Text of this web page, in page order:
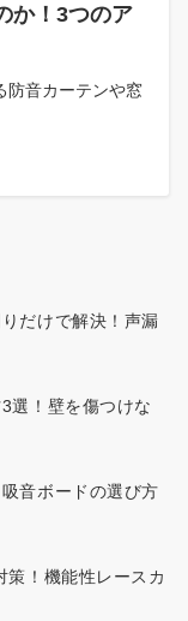
か！3つのア
防音カーテンや窓
だけで解決！声漏
選！壁を傷つけな
音ボードの選び方
策！機能性レースカ